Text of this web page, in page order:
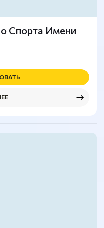
Спорта Имени